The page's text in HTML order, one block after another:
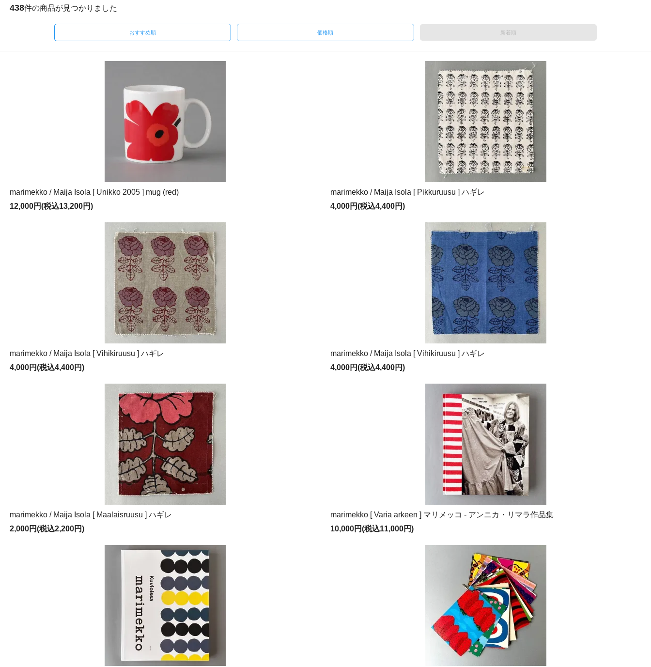
438件の商品が見つかりました
おすすめ順 価格順 新着順
marimekko / Maija Isola [ Unikko 2005 ] mug (red)
12,000円(税込13,200円)
marimekko / Maija Isola [ Pikkuruusu ] ハギレ
4,000円(税込4,400円)
marimekko / Maija Isola [ Vihikiruusu ] ハギレ
4,000円(税込4,400円)
marimekko / Maija Isola [ Vihikiruusu ] ハギレ
4,000円(税込4,400円)
marimekko / Maija Isola [ Maalaisruusu ] ハギレ
2,000円(税込2,200円)
marimekko [ Varia arkeen ] マリメッコ - アンニカ・リマラ作品集
10,000円(税込11,000円)